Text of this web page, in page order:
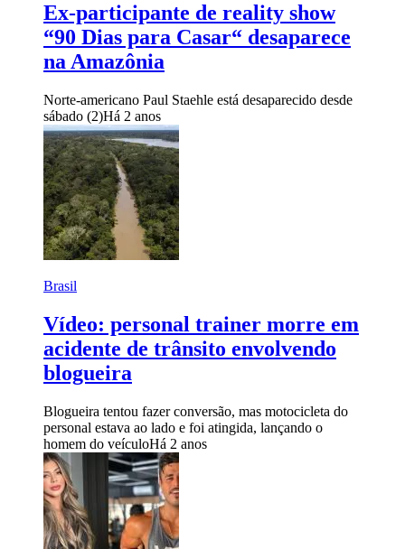
Ex-participante de reality show
“90 Dias para Casar“ desaparece
na Amazônia
Norte-americano Paul Staehle está desaparecido desde
sábado (2)Há 2 anos
Brasil
Vídeo: personal trainer morre em
acidente de trânsito envolvendo
blogueira
Blogueira tentou fazer conversão, mas motocicleta do
personal estava ao lado e foi atingida, lançando o
homem do veículoHá 2 anos